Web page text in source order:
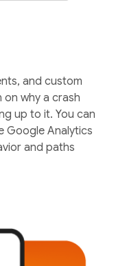
and custom
why a crash
up to it. You can
Google Analytics
and paths